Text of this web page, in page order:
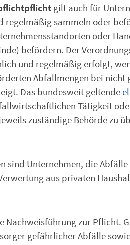
gilt auch für
sammeln oder
oder
befördern. Der
und regelmäßig erfolgt,
Abfallmengen bei nicht
Das bundesweit geltende
Tätigkeit
zuständige Behörde zu
sind Unternehmen, die Abfälle
aus privaten
Nachweisführung zur Pflicht.
gefährlicher Abfälle